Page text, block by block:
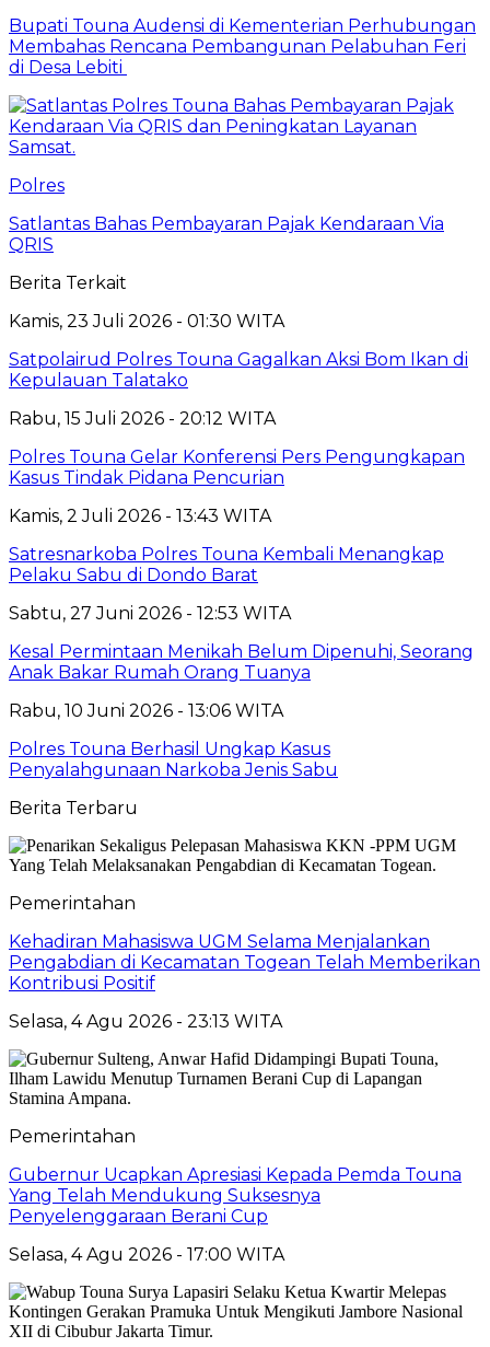
Bupati Touna Audensi di Kementerian Perhubungan
Membahas Rencana Pembangunan Pelabuhan Feri
di Desa Lebiti
Polres
Satlantas Bahas Pembayaran Pajak Kendaraan Via
QRIS
Berita Terkait
Kamis, 23 Juli 2026 - 01:30 WITA
Satpolairud Polres Touna Gagalkan Aksi Bom Ikan di
Kepulauan Talatako
Rabu, 15 Juli 2026 - 20:12 WITA
Polres Touna Gelar Konferensi Pers Pengungkapan
Kasus Tindak Pidana Pencurian
Kamis, 2 Juli 2026 - 13:43 WITA
Satresnarkoba Polres Touna Kembali Menangkap
Pelaku Sabu di Dondo Barat
Sabtu, 27 Juni 2026 - 12:53 WITA
Kesal Permintaan Menikah Belum Dipenuhi, Seorang
Anak Bakar Rumah Orang Tuanya
Rabu, 10 Juni 2026 - 13:06 WITA
Polres Touna Berhasil Ungkap Kasus
Penyalahgunaan Narkoba Jenis Sabu
Berita Terbaru
Pemerintahan
Kehadiran Mahasiswa UGM Selama Menjalankan
Pengabdian di Kecamatan Togean Telah Memberikan
Kontribusi Positif
Selasa, 4 Agu 2026 - 23:13 WITA
Pemerintahan
Gubernur Ucapkan Apresiasi Kepada Pemda Touna
Yang Telah Mendukung Suksesnya
Penyelenggaraan Berani Cup
Selasa, 4 Agu 2026 - 17:00 WITA